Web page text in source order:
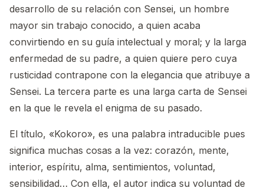
desarrollo de su relación con Sensei, un hombre
mayor sin trabajo conocido, a quien acaba
convirtiendo en su guía intelectual y moral; y la larga
enfermedad de su padre, a quien quiere pero cuya
rusticidad contrapone con la elegancia que atribuye a
Sensei. La tercera parte es una larga carta de Sensei
en la que le revela el enigma de su pasado.
El título, «Kokoro», es una palabra intraducible pues
significa muchas cosas a la vez: corazón, mente,
interior, espíritu, alma, sentimientos, voluntad,
sensibilidad… Con ella, el autor indica su voluntad de